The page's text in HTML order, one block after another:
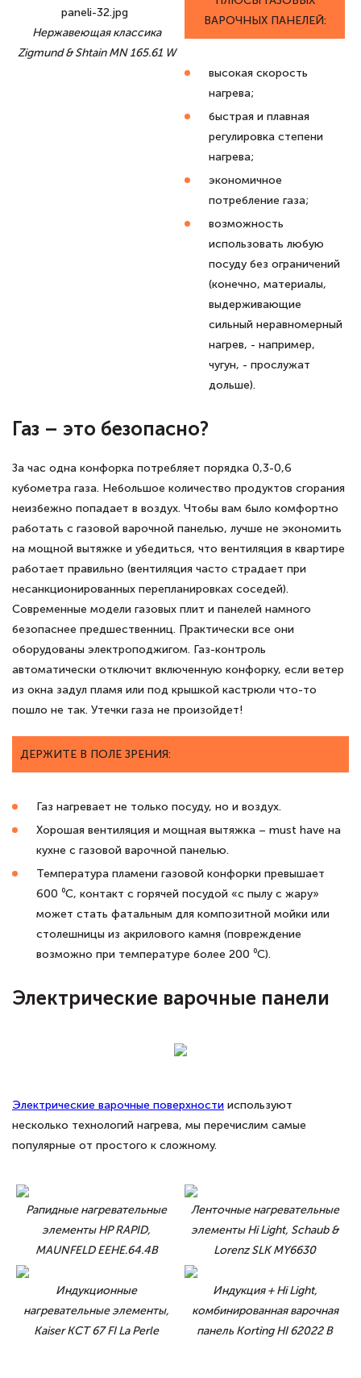
Нержавеющая классика
Zigmund & Shtain MN 165.61 W
ВАРОЧНЫХ ПАНЕЛЕЙ:
высокая скорость
нагрева;
быстрая и плавная
регулировка степени
нагрева;
экономичное
потребление газа;
возможность
использовать любую
посуду без ограничений
(конечно, материалы,
выдерживающие
сильный неравномерный
нагрев, - например,
чугун, - прослужат
дольше).
Газ – это безопасно?
За час одна конфорка потребляет порядка 0,3-0,6
кубометра газа. Небольшое количество продуктов сгорания
неизбежно попадает в воздух. Чтобы вам было комфортно
работать с газовой варочной панелью, лучше не экономить
на мощной вытяжке и убедиться, что вентиляция в квартире
работает правильно (вентиляция часто страдает при
несанкционированных перепланировках соседей).
Современные модели газовых плит и панелей намного
безопаснее предшественниц. Практически все они
оборудованы электроподжигом. Газ-контроль
автоматически отключит включенную конфорку, если ветер
из окна задул пламя или под крышкой кастрюли что-то
пошло не так. Утечки газа не произойдет!
ДЕРЖИТЕ В ПОЛЕ ЗРЕНИЯ:
Газ нагревает не только посуду, но и воздух.
Хорошая вентиляция и мощная вытяжка – must have на
кухне с газовой варочной панелью.
Температура пламени газовой конфорки превышает
600 ⁰C, контакт с горячей посудой «с пылу с жару»
может стать фатальным для композитной мойки или
столешницы из акрилового камня (повреждение
возможно при температуре более 200 ⁰С).
Электрические варочные панели
Электрические варочные поверхности используют
несколько технологий нагрева, мы перечислим самые
популярные от простого к сложному.
Рапидные нагревательные
элементы HP RAPID,
MAUNFELD EEHE.64.4B
Ленточные нагревательные
элементы Hi Light, Schaub &
Lorenz SLK MY6630
Индукционные
нагревательные элементы,
Kaiser KCT 67 FI La Perle
Индукция + Hi Light,
комбинированная варочная
панель Korting HI 62022 B